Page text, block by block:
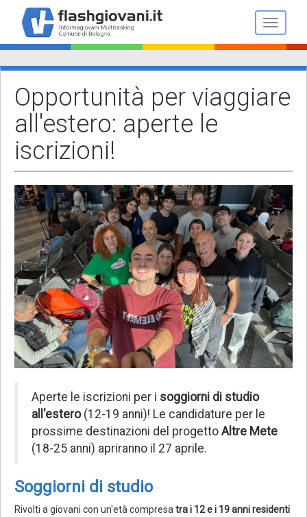
contenuto
principale
Toggle
Opportunità per viaggiare
all'estero: aperte le
iscrizioni!
Aperte le iscrizioni per i soggiorni di studio
all'estero(12-19 anni)! Le candidature per le
prossime destinazioni del progetto Altre Mete
(18-25 anni) apriranno il 27 aprile.
Soggiorni di studio
Rivolti a giovani con un'età compresa tra i 12 e i 19 anni residenti